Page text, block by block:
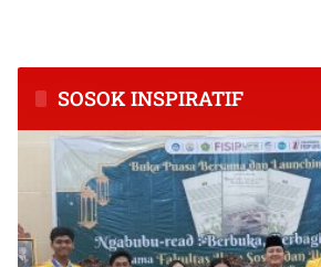
SOSOK INSPIRATIF